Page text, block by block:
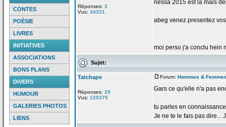
CONTES
POÉSIE
LIVRES
INITIATIVES
ASSOCIATIONS
BONS PLANS
DIVERS
HUMOUR
GALERIES PHOTOS
LIENS
Réponses: 3
Vus: 34331
nessa 2015 est là mais
abeg venez presentez
moi perso j'a conclu hein
Sujet:
Tatchape
Réponses: 29
Vus: 120375
Forum: Hommes &
Gars ce qu'elle n'a pas
tu parles en
Je ne te le fais pas dire...